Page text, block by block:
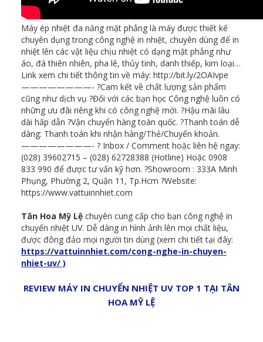
Máy ép nhiệt đa năng mặt phẳng là máy được thiết kế
chuyên dụng trong công nghệ in nhiệt, chuyên dùng để in
nhiệt lên các vật liệu chịu nhiệt có dạng mặt phẳng như
áo, đá thiên nhiên, pha lê, thủy tinh, danh thiếp, kim loại…
Link xem chi tiết thông tin về máy: http://bit.ly/2OAIvpe
————————- ?Cam kết về chất lượng sản phẩm
cũng như dịch vụ ?Đối với các bạn học Công nghệ luôn có
những ưu đãi riêng khi có công nghệ mới. ?Hậu mãi lâu
dài hấp dẫn ?Vận chuyển hàng toàn quốc. ?Thanh toán dễ
dàng: Thanh toán khi nhận hàng/Thẻ/Chuyển khoản.
————————- ? Inbox / Comment hoặc liên hệ ngay:
(028) 39602715 – (028) 62728388 (Hotline) Hoặc 0908
833 990 để được tư vấn kỹ hơn. ?Showroom : 333A Minh
Phụng, Phường 2, Quận 11, Tp.Hcm ?Website:
https://www.vattuinnhiet.com
Tân Hoa Mỹ Lệ chuyên cung cấp cho bạn công nghệ in
chuyển nhiệt UV. Dễ dàng in hình ảnh lên mọi chất liệu,
được đông đảo mọi người tin dùng (xem chi tiết tại đây:
https://vattuinnhiet.com/cong-nghe-in-chuyen-
nhiet-uv/ )
REVIEW MÁY IN CHUYỂN NHIỆT UV TOP 1 TẠI TÂN
HOA MỸ LỆ